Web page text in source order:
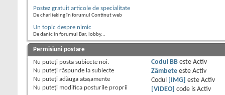
Postez gratuit articole de specialitate
De charlieking în forumul Continut web
Un topic despre nimic
De danic în forumul Bar, lobby...
Permisiuni postare
Nu puteţi posta subiecte noi.
Nu puteţi răspunde la subiecte
Nu puteţi adăuga ataşamente
Nu puteţi modifica posturile proprii
Codul BBeste Activ
Zâmbeteeste Activ
Codul
[IMG] este Activ
[VIDEO] code is Activ